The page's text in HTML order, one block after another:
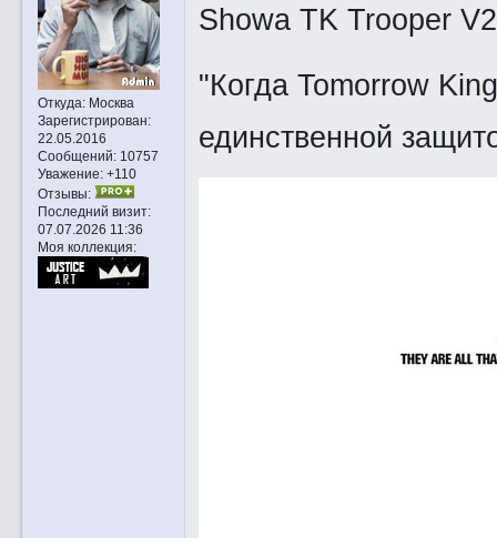
Откуда:Москва
Зарегистрирован:
22.05.2016
Сообщений:10757
Уважение: +110
Отзывы:
Последний визит:
07.07.2026 11:36
Моя коллекция:
Showa TK Trooper V2
"Когда Tomorrow
единственной